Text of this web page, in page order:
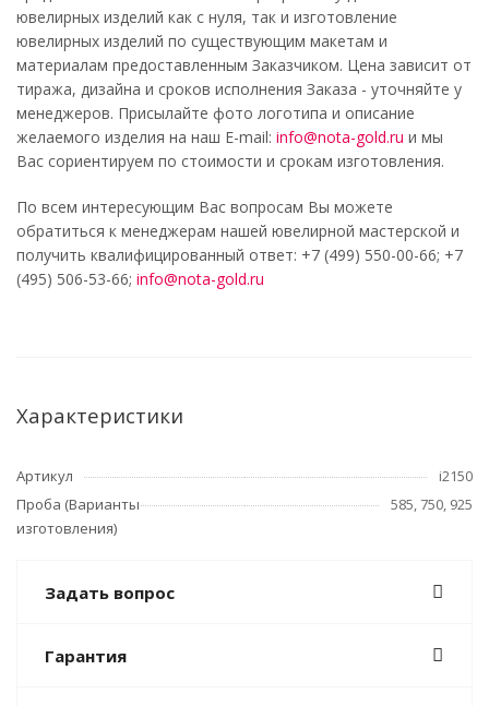
ювелирных изделий как с нуля, так и изготовление
ювелирных изделий по существующим макетам и
материалам предоставленным Заказчиком. Цена зависит от
тиража, дизайна и сроков исполнения Заказа - уточняйте у
менеджеров. Присылайте фото логотипа и описание
желаемого изделия на наш E-mail: info@nota-gold.ru и мы
Вас сориентируем по стоимости и срокам изготовления.
По всем интересующим Вас вопросам Вы можете
обратиться к менеджерам нашей ювелирной мастерской и
получить квалифицированный ответ: +7 (499) 550-00-66; +7
(495) 506-53-66; info@nota-gold.ru
Характеристики
Артикул
i2150
Проба (Варианты
изготовления)
585, 750, 925
Задать вопрос
Гарантия